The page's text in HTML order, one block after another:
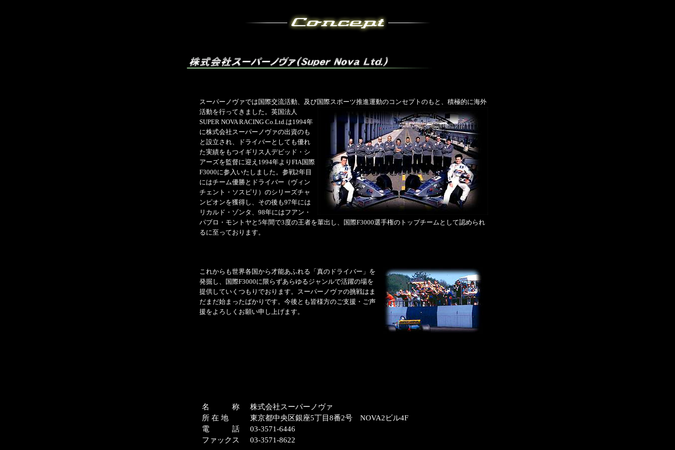
スーパーノヴァでは国際交流活動、及び国際スポーツ推進運動のコンセプトのもと、積極的に海外
活動を行ってきました。 英国法人
SUPER NOVA RACING Co.Ltd.は1994年
に株式会社スーパーノヴァの出資のも
と設立され、ドライバーとしても優れ
た実績をもつイギリス人デビッド・シ
アーズを監督に迎え1994年よりFIA国際
F3000に参入いたしました。参戦2年目
にはチーム優勝とドライバー（ヴィン
チェント・ソスピリ）のシリーズチャ
ンピオンを獲得し、その後も97年には
リカルド・ゾンタ、98年にはフアン・
パブロ・モントヤと5年間で3度の王者を輩出し、国際F3000選手権のトップチームとして認められ
るに至っております。
これからも世界各国から才能あふれる「真のドライバー」を
発掘し、国際F3000に限らずあらゆるジャンルで活躍の場を
提供していくつもりでおります。スーパーノヴァの挑戦はま
だまだ始まったばかりです。今後とも皆様方のご支援・ご声
援をよろしくお願い申し上げます。
名 称
株式会社スーパーノヴァ
所 在 地
東京都中央区銀座5丁目8番2号 NOVA2ビル4F
電 話
03-3571-6446
ファックス
03-3571-8622